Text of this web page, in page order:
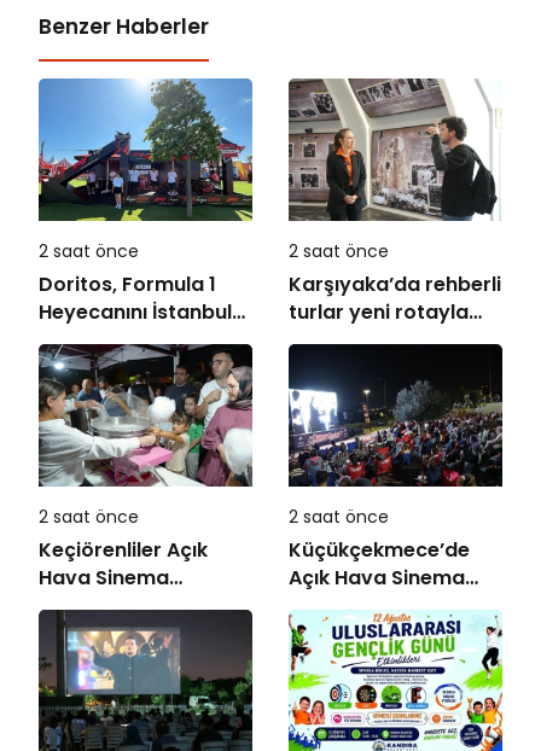
Benzer Haberler
2 saat önce
Doritos, Formula 1
Heyecanını İstanbul
Festivali’ne Taşıdı
2 saat önce
Karşıyaka’da rehberli
turlar yeni rotayla
devam ediyor:
“Atatürk’ün
Adımlarıyla
Karşıyaka”
2 saat önce
Keçiörenliler Açık
Hava Sinema
Günleri’nde Buluştu
2 saat önce
Küçükçekmece’de
Açık Hava Sinema
Günleri “Neşeli
Günler” ile Başladı